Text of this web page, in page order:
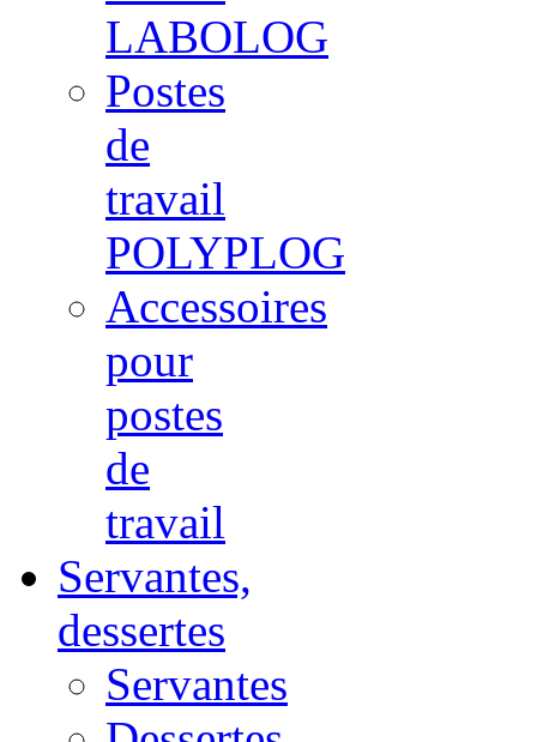
LABOLOG
Postes
de
travail
POLYPLOG
Accessoires
pour
postes
de
travail
Servantes,
dessertes
Servantes